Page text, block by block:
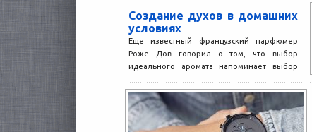
Создание духов в домашних
условиях
Еще известный французский парфюмер
Роже Дов говорил о том, что выбор
идеального аромата напоминает выбор
любимого человека: с ним необходимо...